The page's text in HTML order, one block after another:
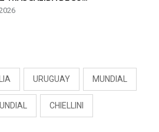
POLÉMICA CON
URUGUAY MUNDIAL
CHIELLINI